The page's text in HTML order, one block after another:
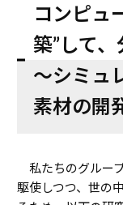
コンピュ
築”して
～シミュ
素材の開
私たちのグルー
駆使しつつ、世の